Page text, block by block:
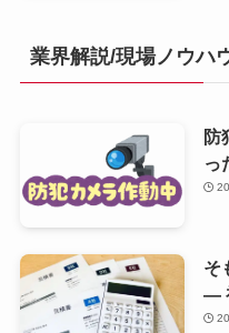
業界解説/現場ノウハ
防
っ
そ
—